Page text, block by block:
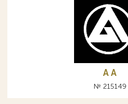
A А
№ 215149